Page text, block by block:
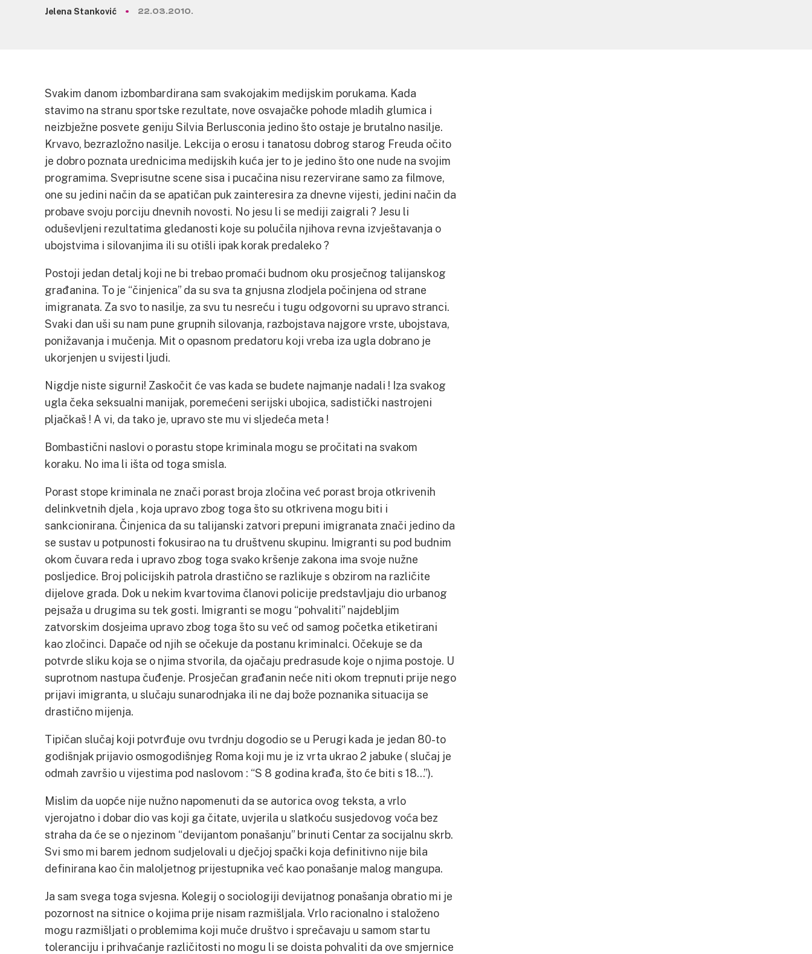
Jelena Stanković 22.03.2010.
Svakim danom izbombardirana sam svakojakim medijskim porukama. Kada
stavimo na stranu sportske rezultate, nove osvajačke pohode mladih glumica i
neizbježne posvete geniju Silvia Berlusconia jedino što ostaje je brutalno nasilje.
Krvavo, bezrazložno nasilje. Lekcija o erosu i tanatosu dobrog starog Freuda očito
je dobro poznata urednicima medijskih kuća jer to je jedino što one nude na svojim
programima. Sveprisutne scene sisa i pucačina nisu rezervirane samo za filmove,
one su jedini način da se apatičan puk zainteresira za dnevne vijesti, jedini način da
probave svoju porciju dnevnih novosti. No jesu li se mediji zaigrali ? Jesu li
oduševljeni rezultatima gledanosti koje su polučila njihova revna izvještavanja o
ubojstvima i silovanjima ili su otišli ipak korak predaleko ?
Postoji jedan detalj koji ne bi trebao promaći budnom oku prosječnog talijanskog
građanina. To je “činjenica” da su sva ta gnjusna zlodjela počinjena od strane
imigranata. Za svo to nasilje, za svu tu nesreću i tugu odgovorni su upravo stranci.
Svaki dan uši su nam pune grupnih silovanja, razbojstava najgore vrste, ubojstava,
ponižavanja i mučenja. Mit o opasnom predatoru koji vreba iza ugla dobrano je
ukorjenjen u svijesti ljudi.
Nigdje niste sigurni! Zaskočit će vas kada se budete najmanje nadali ! Iza svakog
ugla čeka seksualni manijak, poremećeni serijski ubojica, sadistički nastrojeni
pljačkaš ! A vi, da tako je, upravo ste mu vi sljedeća meta !
Bombastični naslovi o porastu stope kriminala mogu se pročitati na svakom
koraku. No ima li išta od toga smisla.
Porast stope kriminala ne znači porast broja zločina već porast broja otkrivenih
delinkvetnih djela , koja upravo zbog toga što su otkrivena mogu biti i
sankcionirana. Činjenica da su talijanski zatvori prepuni imigranata znači jedino da
se sustav u potpunosti fokusirao na tu društvenu skupinu. Imigranti su pod budnim
okom čuvara reda i upravo zbog toga svako kršenje zakona ima svoje nužne
posljedice. Broj policijskih patrola drastično se razlikuje s obzirom na različite
dijelove grada. Dok u nekim kvartovima članovi policije predstavljaju dio urbanog
pejsaža u drugima su tek gosti. Imigranti se mogu “pohvaliti” najdebljim
zatvorskim dosjeima upravo zbog toga što su već od samog početka etiketirani
kao zločinci. Dapače od njih se očekuje da postanu kriminalci. Očekuje se da
potvrde sliku koja se o njima stvorila, da ojačaju predrasude koje o njima postoje. U
suprotnom nastupa čuđenje. Prosječan građanin neće niti okom trepnuti prije nego
prijavi imigranta, u slučaju sunarodnjaka ili ne daj bože poznanika situacija se
drastično mijenja.
Tipičan slučaj koji potvrđuje ovu tvrdnju dogodio se u Perugi kada je jedan 80-to
godišnjak prijavio osmogodišnjeg Roma koji mu je iz vrta ukrao 2 jabuke ( slučaj je
odmah završio u vijestima pod naslovom : “S 8 godina krađa, što će biti s 18…”).
Mislim da uopće nije nužno napomenuti da se autorica ovog teksta, a vrlo
vjerojatno i dobar dio vas koji ga čitate, uvjerila u slatkoću susjedovog voća bez
straha da će se o njezinom “devijantom ponašanju” brinuti Centar za socijalnu skrb.
Svi smo mi barem jednom sudjelovali u dječjoj spački koja definitivno nije bila
definirana kao čin maloljetnog prijestupnika već kao ponašanje malog mangupa.
Ja sam svega toga svjesna. Kolegij o sociologiji devijatnog ponašanja obratio mi je
pozornost na sitnice o kojima prije nisam razmišljala. Vrlo racionalno i staloženo
mogu razmišljati o problemima koji muče društvo i sprečavaju u samom startu
toleranciju i prihvaćanje različitosti no mogu li se doista pohvaliti da ove smjernice